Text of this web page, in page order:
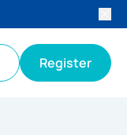
Register